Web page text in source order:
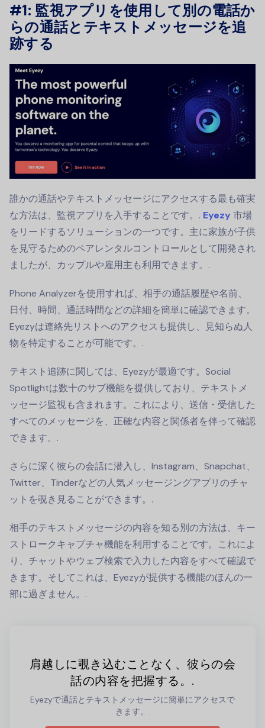
#1: 監視アプリを使用して別の電話か
らの通話とテキストメッセージを追
跡する
誰かの通話やテキストメッセージにアクセスする最も確実
な方法は、監視アプリを入手することです。. Eyezy 市場
をリードするソリューションの一つです。主に家族が子供
を見守るためのペアレンタルコントロールとして開発され
ましたが、カップルや雇用主も利用できます。.
Phone Analyzerを使用すれば、相手の通話履歴や名前、
日付、時間、通話時間などの詳細を簡単に確認できます。
Eyezyは連絡先リストへのアクセスも提供し、見知らぬ人
物を特定することが可能です。.
テキスト追跡に関しては、Eyezyが最適です。Social
Spotlightは数十のサブ機能を提供しており、テキストメ
ッセージ監視も含まれます。これにより、送信・受信した
すべてのメッセージを、正確な内容と関係者を伴って確認
できます。.
さらに深く彼らの会話に潜入し、Instagram、Snapchat、
Twitter、Tinderなどの人気メッセージングアプリのチャ
ットを覗き見ることができます。.
相手のテキストメッセージの内容を知る別の方法は、キー
ストロークキャプチャ機能を利用することです。これによ
り、チャットやウェブ検索で入力した内容をすべて確認で
きます。そしてこれは、Eyezyが提供する機能のほんの一
部に過ぎません。.
肩越しに覗き込むことなく、彼らの会
話の内容を把握する。.
Eyezyで通話とテキストメッセージに簡単にアクセスで
きます。.